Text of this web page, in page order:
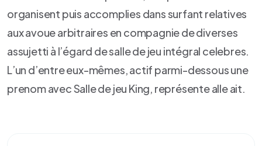
organisent puis accomplies dans surfant relatives
aux avoue arbitraires en compagnie de diverses
assujetti à l’égard de salle de jeu intégral celebres.
L’un d’entre eux-mêmes, actif parmi-dessous une
prenom avec Salle de jeu King, représente alle ait.